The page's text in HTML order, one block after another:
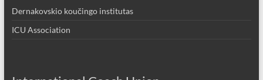
Dernakovskio koučingo institutas
ICU Association